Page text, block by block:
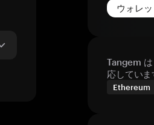
ウォレ
Tangem
応していま
Ethereum